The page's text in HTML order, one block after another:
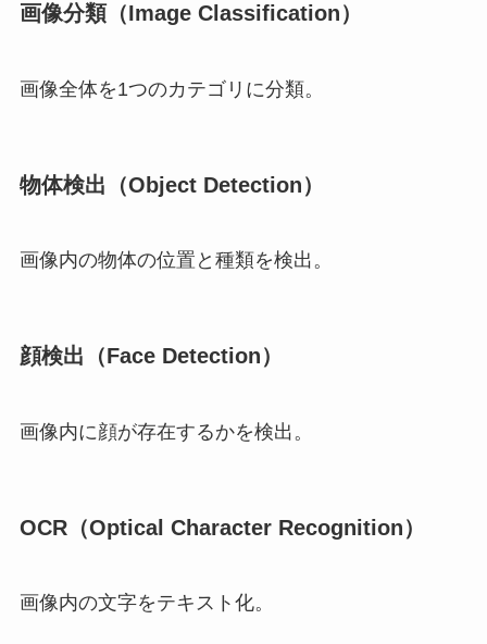
画像分類（Image Classification）
画像全体を1つのカテゴリに分類。
物体検出（Object Detection）
画像内の物体の位置と種類を検出。
顔検出（Face Detection）
画像内に顔が存在するかを検出。
OCR（Optical Character Recognition）
画像内の文字をテキスト化。